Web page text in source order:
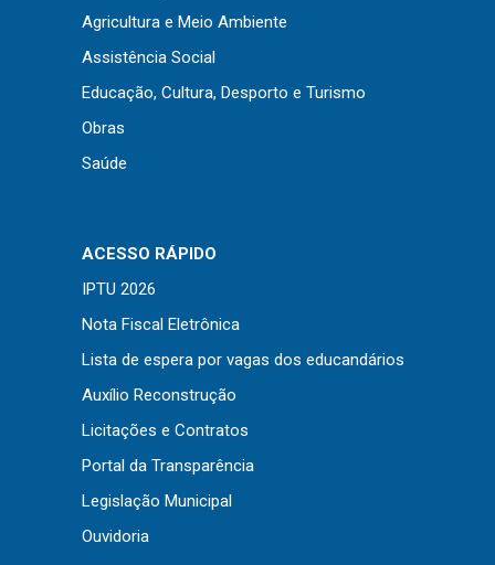
Dispensas e Inexigibilidades
Chamamentos Públicos
Leis, Decretos e Portarias
Portal da Transparência
Radar da Transparência
Cespro
Outros
Downloads
Notícias
Contato
Agricultura e Meio Ambiente
Assistência Social
Educação, Cultura, Desporto e Turismo
Obras
Saúde
ACESSO RÁPIDO
IPTU 2026
Nota Fiscal Eletrônica
Lista de espera por vagas dos educandários
Auxílio Reconstrução
Licitações e Contratos
Portal da Transparência
Legislação Municipal
Ouvidoria